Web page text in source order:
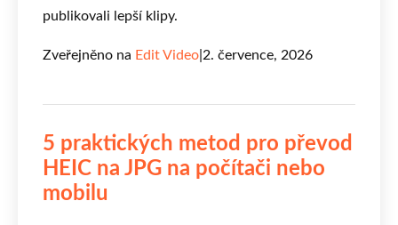
publikovali lepší klipy.
Zveřejněno na Edit Video 2. července, 2026
5 praktických metod pro převod
HEIC na JPG na počítači nebo
mobilu